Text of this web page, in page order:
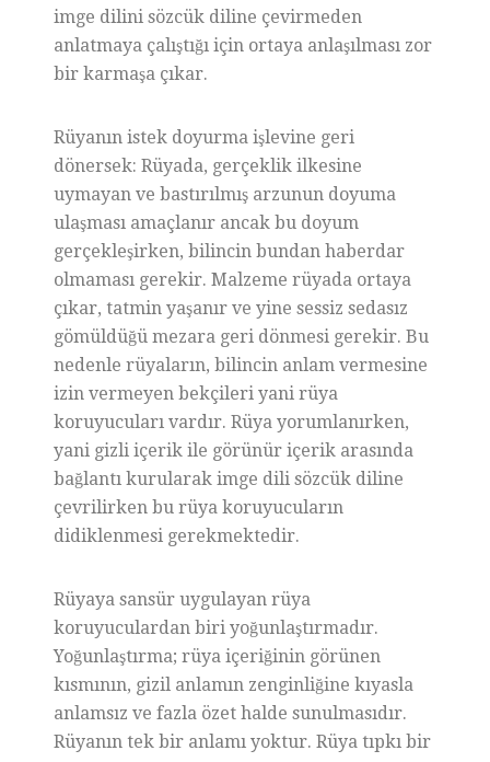
imge dilini sözcük diline çevirmeden
anlatmaya çalıştığı için ortaya anlaşılması zor
bir karmaşa çıkar.
Rüyanın istek doyurma işlevine geri
dönersek: Rüyada, gerçeklik ilkesine
uymayan ve bastırılmış arzunun doyuma
ulaşması amaçlanır ancak bu doyum
gerçekleşirken, bilincin bundan haberdar
olmaması gerekir. Malzeme rüyada ortaya
çıkar, tatmin yaşanır ve yine sessiz sedasız
gömüldüğü mezara geri dönmesi gerekir. Bu
nedenle rüyaların, bilincin anlam vermesine
izin vermeyen bekçileri yani rüya
koruyucuları vardır. Rüya yorumlanırken,
yani gizli içerik ile görünür içerik arasında
bağlantı kurularak imge dili sözcük diline
çevrilirken bu rüya koruyucuların
didiklenmesi gerekmektedir.
Rüyaya sansür uygulayan rüya
koruyuculardan biri yoğunlaştırmadır.
Yoğunlaştırma; rüya içeriğinin görünen
kısmının, gizil anlamın zenginliğine kıyasla
anlamsız ve fazla özet halde sunulmasıdır.
Rüyanın tek bir anlamı yoktur. Rüya tıpkı bir